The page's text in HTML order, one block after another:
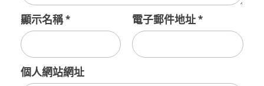
顯示名稱* 電子郵件地址*
個人網站網址